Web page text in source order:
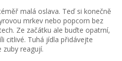
malá oslava. Teď si konečně
mrkev nebo popcorn bez
Ze začátku ale buďte opatrní,
citlivé. Tuhá jídla přidávejte
zuby reagují.